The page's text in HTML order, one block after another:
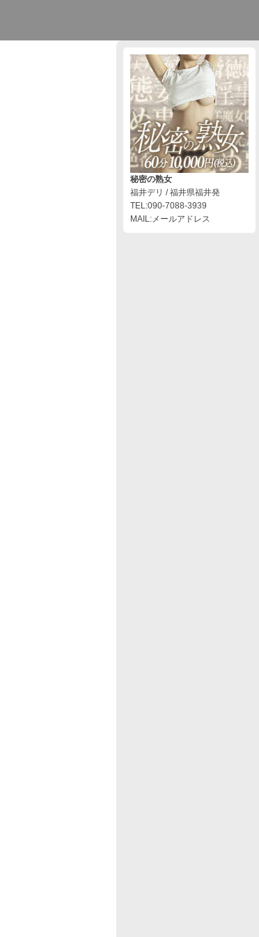
秘密の熟女
福井デリ / 福井県福井発
TEL:090-7088-3939
MAIL:メールアドレス